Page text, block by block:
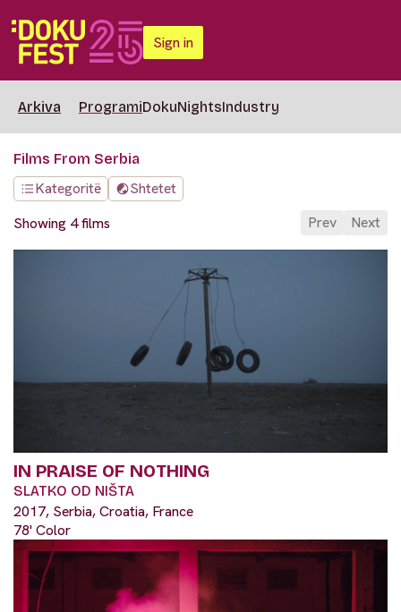
Sign in
Arkiva ProgramiDokuNightsIndustry
Films From Serbia
Kategoritë
Shtetet
Showing 4 films
Prev Next
IN PRAISE OF NOTHING
SLATKO OD NIŠTA
2017, Serbia, Croatia, France
78' Color